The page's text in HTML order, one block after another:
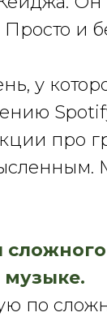
и
у
про
музыке.
по